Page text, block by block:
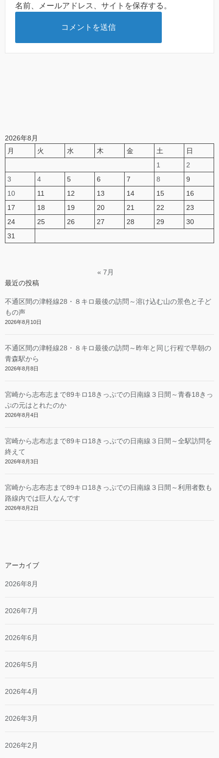
名前、メールアドレス、サイトを保存する。
2026年8月
月
火 水 木 金 土
日
1
2
3
4 5 6 7 8
9
10
11 12 13 14 15
16
17
18 19 20 21 22
23
24
25 26 27 28 29
30
31
« 7月
最近の投稿
不通区間の津軽線28・８キロ最後の訪問～溶け込む山の景色と子ど
もの声
2026年8月10日
不通区間の津軽線28・８キロ最後の訪問～昨年と同じ行程で早朝の
青森駅から
2026年8月8日
宮崎から志布志まで89キロ18きっぷでの日南線３日間～青春18きっ
ぷの元はとれたのか
2026年8月4日
宮崎から志布志まで89キロ18きっぷでの日南線３日間～全駅訪問を
終えて
2026年8月3日
宮崎から志布志まで89キロ18きっぷでの日南線３日間～利用者数も
路線内では巨人なんです
2026年8月2日
アーカイブ
2026年8月
2026年7月
2026年6月
2026年5月
2026年4月
2026年3月
2026年2月